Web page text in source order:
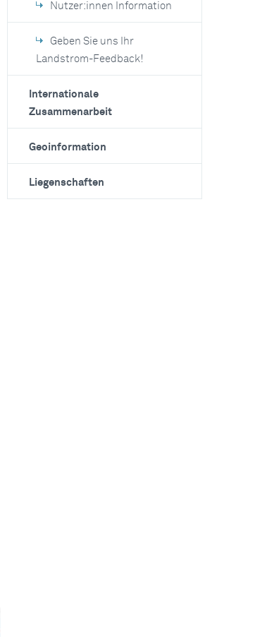
Nutzer:innen Information
Geben Sie uns Ihr
Landstrom-Feedback!
Internationale
Zusammenarbeit
Geoinformation
Liegenschaften